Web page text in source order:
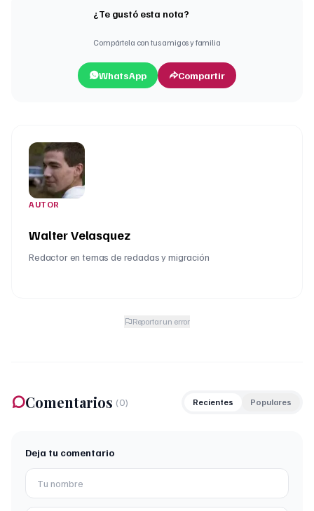
¿Te gustó esta nota?
Compártela con tus amigos y familia
WhatsApp Compartir
AUTOR
Walter Velasquez
Redactor en temas de redadas y migración
Reportar un error
Comentarios (0) Recientes Populares
Deja tu comentario